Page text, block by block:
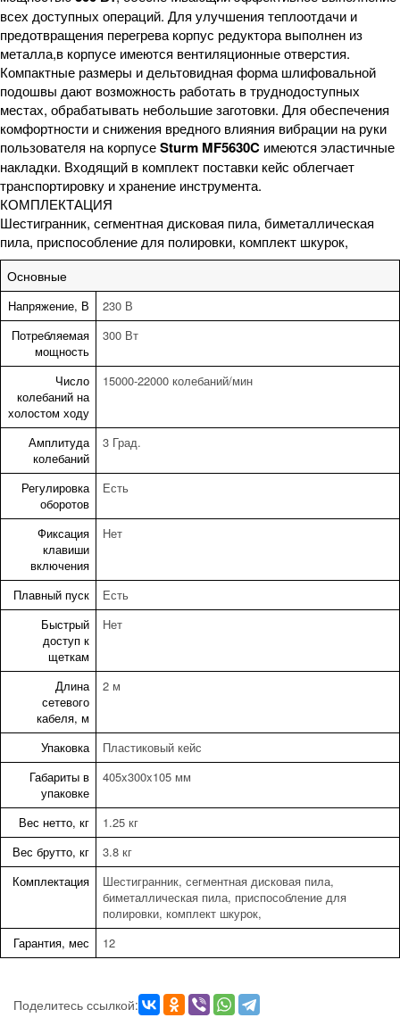
всех доступных операций. Для улучшения теплоотдачи и
предотвращения перегрева корпус редуктора выполнен из
металла,в корпусе имеются вентиляционные отверстия.
Компактные размеры и дельтовидная форма шлифовальной
подошвы дают возможность работать в труднодоступных
местах, обрабатывать небольшие заготовки. Для обеспечения
комфортности и снижения вредного влияния вибрации на руки
пользователя на корпусеSturm MF5630C имеются эластичные
накладки. Входящий в комплект поставки кейс облегчает
транспортировку и хранение инструмента.
КОМПЛЕКТАЦИЯ
Шестигранник, сегментная дисковая пила, биметаллическая
пила, приспособление для полировки, комплект шкурок,
Основные
Напряжение, В
230 В
Потребляемая
мощность
300 Вт
Число
колебаний на
холостом ходу
15000-22000 колебаний/мин
Амплитуда
колебаний
3 Град.
Регулировка
оборотов
Есть
Фиксация
клавиши
включения
Нет
Плавный пуск
Есть
Быстрый
доступ к
щеткам
Нет
Длина
сетевого
кабеля, м
2 м
Упаковка
Пластиковый кейс
Габариты в
упаковке
405x300x105 мм
Вес нетто, кг
1.25 кг
Вес брутто, кг
3.8 кг
Комплектация
Шестигранник, сегментная дисковая пила,
биметаллическая пила, приспособление для
полировки, комплект шкурок,
Гарантия, мес
12
Поделитесь ссылкой: